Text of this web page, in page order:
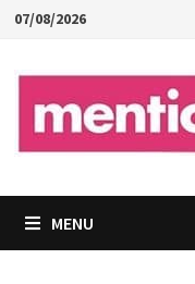
Skip
content
07/08/2026
MENU